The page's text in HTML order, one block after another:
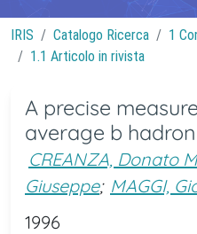
IRIS Catalogo Ricerca
1
1.1 Articolo in rivista
A precise
average b
CREANZA, Donato
Giuseppe; MAGGI,
1996